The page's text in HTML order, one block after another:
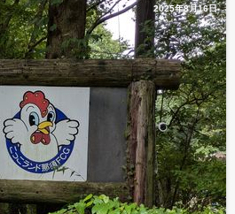
2025年8月16日